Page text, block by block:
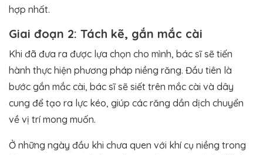
hợp nhất.
Giai đoạn 2: Tách kẽ, gắn mắc cài
Khi đã đưa ra được lựa chọn cho mình, bác sĩ sẽ tiến
hành thực hiện phương pháp niềng răng. Đầu tiên là
bước gắn mắc cài, bác sĩ sẽ siết trên mắc cài và dây
cung để tạo ra lực kéo, giúp các răng dần dịch chuyển
về vị trí mong muốn.
Ở những ngày đầu khi chưa quen với khí cụ niềng trong